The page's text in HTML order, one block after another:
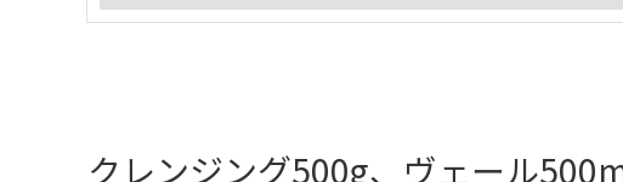
クレンジング500g、ヴェール